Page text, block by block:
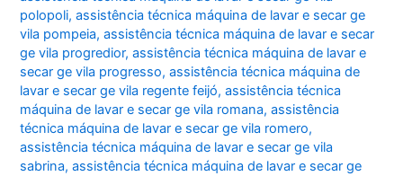
polopoli,assistência técnica máquina de lavar e secar ge
vila pompeia,assistência técnica máquina de lavar e secar
ge vila progredior,assistência técnica máquina de lavar e
secar ge vila progresso,assistência técnica máquina de
lavar e secar ge vila regente feijó,assistência técnica
máquina de lavar e secar ge vila romana,assistência
técnica máquina de lavar e secar ge vila romero,
assistência técnica máquina de lavar e secar ge vila
sabrina,assistência técnica máquina de lavar e secar ge